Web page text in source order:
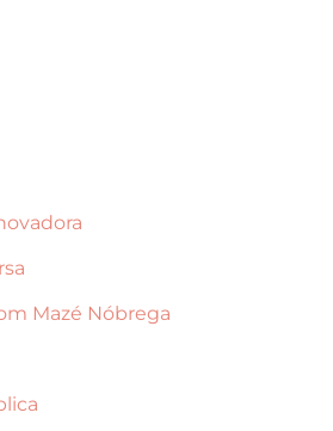
Mazé Nóbrega